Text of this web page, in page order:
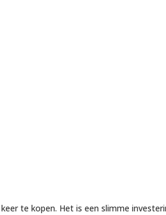
te kopen. Het is een slimme